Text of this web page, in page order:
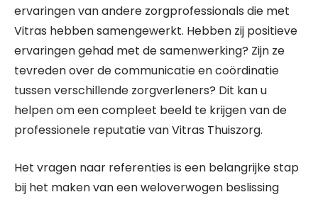
ervaringen van andere zorgprofessionals die met
Vitras hebben samengewerkt. Hebben zij positieve
ervaringen gehad met de samenwerking? Zijn ze
tevreden over de communicatie en coördinatie
tussen verschillende zorgverleners? Dit kan u
helpen om een compleet beeld te krijgen van de
professionele reputatie van Vitras Thuiszorg.
Het vragen naar referenties is een belangrijke stap
bij het maken van een weloverwogen beslissing